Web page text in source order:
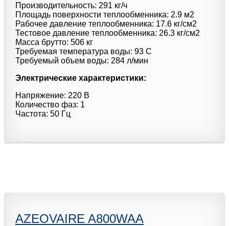
Производительность: 291 кг/ч
Площадь поверхности теплообменника: 2.9 м2
Рабочее давление теплообменника: 17.6 кг/см2
Тестовое давление теплообменника: 26.3 кг/см2
Масса брутто: 506 кг
Требуемая температура воды: 93 C
Требуемый объем воды: 284 л/мин
Электрические характеристики:
Напряжение: 220 В
Количество фаз: 1
Частота: 50 Гц
AZEOVAIRE A800WAA